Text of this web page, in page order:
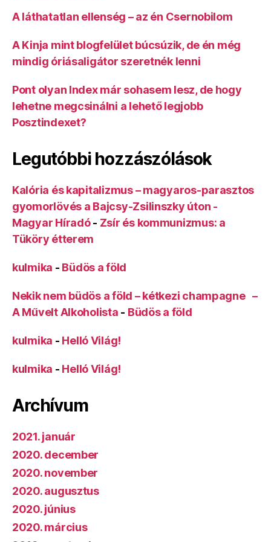
A láthatatlan ellenség – az én Csernobilom
A Kinja mint blogfelület búcsúzik, de én még
mindig óriásaligátor szeretnék lenni
Pont olyan Index már sohasem lesz, de hogy
lehetne megcsinálni a lehető legjobb
Posztindexet?
Legutóbbi hozzászólások
Kalória és kapitalizmus – magyaros-parasztos
gyomorlövés a Bajcsy-Zsilinszky úton -
Magyar Híradó- Zsír és kommunizmus: a
Tüköry étterem
kulmika - Büdös a föld
Nekik nem büdös a föld – kétkezi champagne –
A Művelt Alkoholista - Büdös a föld
kulmika - Helló Világ!
kulmika - Helló Világ!
Archívum
2021. január
2020. december
2020. november
2020. augusztus
2020. június
2020. március